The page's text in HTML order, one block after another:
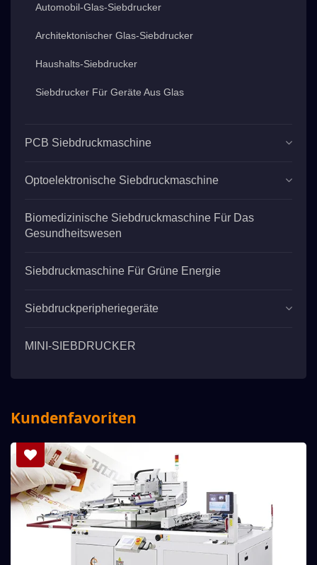
Automobil-Glas-Siebdrucker
Architektonischer Glas-Siebdrucker
Haushalts-Siebdrucker
Siebdrucker Für Geräte Aus Glas
PCB Siebdruckmaschine
Optoelektronische Siebdruckmaschine
Biomedizinische Siebdruckmaschine Für Das
Gesundheitswesen
Siebdruckmaschine Für Grüne Energie
Siebdruckperipheriegeräte
MINI-SIEBDRUCKER
Kundenfavoriten